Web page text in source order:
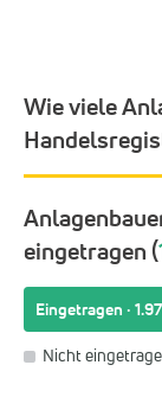
Wie viele
eingetragen (
Eingetragen ·
Nicht